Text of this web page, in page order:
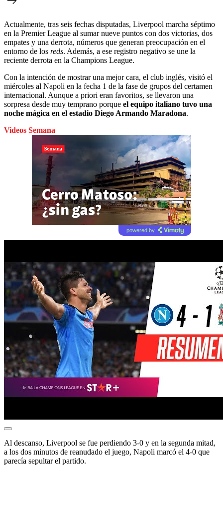
Actualmente, tras seis fechas disputadas, Liverpool marcha séptimo
en la Premier League al sumar nueve puntos con dos victorias, dos
empates y una derrota, números que generan preocupación en el
entorno de los reds. Además, a ese registro negativo se une la
reciente derrota en la Champions League.
Con la intención de mostrar una mejor cara, el club inglés, visitó el
miércoles al Napoli en la fecha 1 de la fase de grupos del certamen
internacional. Aunque a priori eran favoritos, se llevaron una
sorpresa desde muy temprano porque el equipo italiano tuvo una
noche mágica en el estadio Diego Armando Maradona.
Videos Semana
powered by
Al descanso, Liverpool se fue perdiendo 3-0 y en la segunda mitad,
a los dos minutos de reanudado el juego, Napoli marcó el 4-0 que
parecía sepultar el partido.